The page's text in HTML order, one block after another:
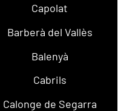
Capolat
Barberà del Vallès
Balenyà
Cabrils
Calonge de Segarra